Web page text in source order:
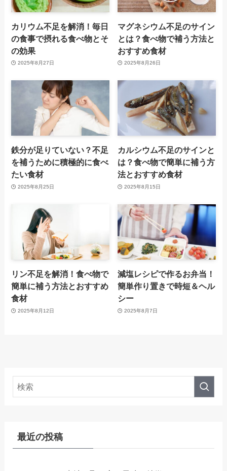
カリウム不足を解消！毎日
の食事で摂れる食べ物とそ
の効果
2025年8月27日
マグネシウム不足のサイン
とは？食べ物で補う方法と
おすすめ食材
2025年8月26日
鉄分が足りていない？不足
を補うために積極的に食べ
たい食材
2025年8月25日
カルシウム不足のサインと
は？食べ物で簡単に補う方
法とおすすめ食材
2025年8月15日
リン不足を解消！食べ物で
簡単に補う方法とおすすめ
食材
2025年8月12日
減塩レシピで作るお弁当！
簡単作り置きで時短＆ヘル
シー
2025年8月7日
最近の投稿